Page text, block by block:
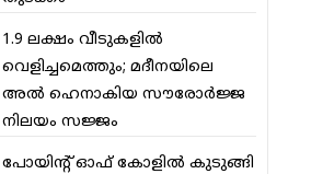
1.9 ലക്ഷം വീടുകളില്‍
വെളിച്ചമെത്തും; മദീനയിലെ
അല്‍ ഹെനാകിയ സൗരോര്‍ജ്ജ
നിലയം സജ്ജം
പോയിന്റ് ഓഫ് കോളില്‍ കുടുങ്ങി